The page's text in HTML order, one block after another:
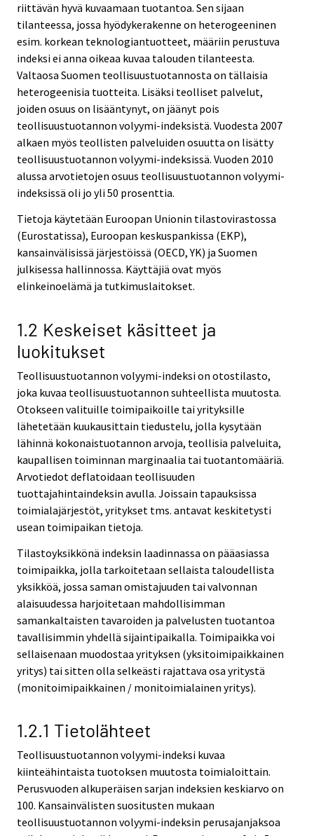
riittävän hyvä kuvaamaan tuotantoa. Sen sijaan
tilanteessa, jossa hyödykerakenne on heterogeeninen
esim. korkean teknologiantuotteet, määriin perustuva
indeksi ei anna oikeaa kuvaa talouden tilanteesta.
Valtaosa Suomen teollisuustuotannosta on tällaisia
heterogeenisia tuotteita. Lisäksi teolliset palvelut,
joiden osuus on lisääntynyt, on jäänyt pois
teollisuustuotannon volyymi-indeksistä. Vuodesta 2007
alkaen myös teollisten palveluiden osuutta on lisätty
teollisuustuotannon volyymi-indeksissä. Vuoden 2010
alussa arvotietojen osuus teollisuustuotannon volyymi-
indeksissä oli jo yli 50 prosenttia.
Tietoja käytetään Euroopan Unionin tilastovirastossa
(Eurostatissa), Euroopan keskuspankissa (EKP),
kansainvälisissä järjestöissä (OECD, YK) ja Suomen
julkisessa hallinnossa. Käyttäjiä ovat myös
elinkeinoelämä ja tutkimuslaitokset.
1.2 Keskeiset käsitteet ja
luokitukset
Teollisuustuotannon volyymi-indeksi on otostilasto,
joka kuvaa teollisuustuotannon suhteellista muutosta.
Otokseen valituille toimipaikoille tai yrityksille
lähetetään kuukausittain tiedustelu, jolla kysytään
lähinnä kokonaistuotannon arvoja, teollisia palveluita,
kaupallisen toiminnan marginaalia tai tuotantomääriä.
Arvotiedot deflatoidaan teollisuuden
tuottajahintaindeksin avulla. Joissain tapauksissa
toimialajärjestöt, yritykset tms. antavat keskitetysti
usean toimipaikan tietoja.
Tilastoyksikkönä indeksin laadinnassa on pääasiassa
toimipaikka, jolla tarkoitetaan sellaista taloudellista
yksikköä, jossa saman omistajuuden tai valvonnan
alaisuudessa harjoitetaan mahdollisimman
samankaltaisten tavaroiden ja palvelusten tuotantoa
tavallisimmin yhdellä sijaintipaikalla. Toimipaikka voi
sellaisenaan muodostaa yrityksen (yksitoimipaikkainen
yritys) tai sitten olla selkeästi rajattava osa yritystä
(monitoimipaikkainen / monitoimialainen yritys).
1.2.1 Tietolähteet
Teollisuustuotannon volyymi-indeksi kuvaa
kiinteähintaista tuotoksen muutosta toimialoittain.
Perusvuoden alkuperäisen sarjan indeksien keskiarvo on
100. Kansainvälisten suositusten mukaan
teollisuustuotannon volyymi-indeksin perusajanjaksoa